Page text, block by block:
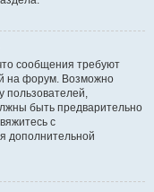
сообщения требуют
на форум. Возможно
пользователей,
быть предварительно
с
дополнительной